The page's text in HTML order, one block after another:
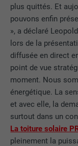
plus quittés. Et
pouvons enfin
», a déclaré
lors de la
diffusée en direct
point de vue
moment. Nous
énergétique. La
et avec elle, la
surtout dans un
La toiture solaire
pleinement la